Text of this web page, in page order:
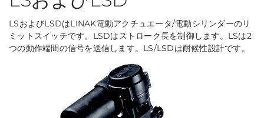
LSおよびLSDはLINAK電動アクチュエータ/電動シリンダーのリ
ミットスイッチです。LSDはストローク長を制御します。LSは2
つの動作端間の信号を送信します。LS/LSDは耐候性設計です。